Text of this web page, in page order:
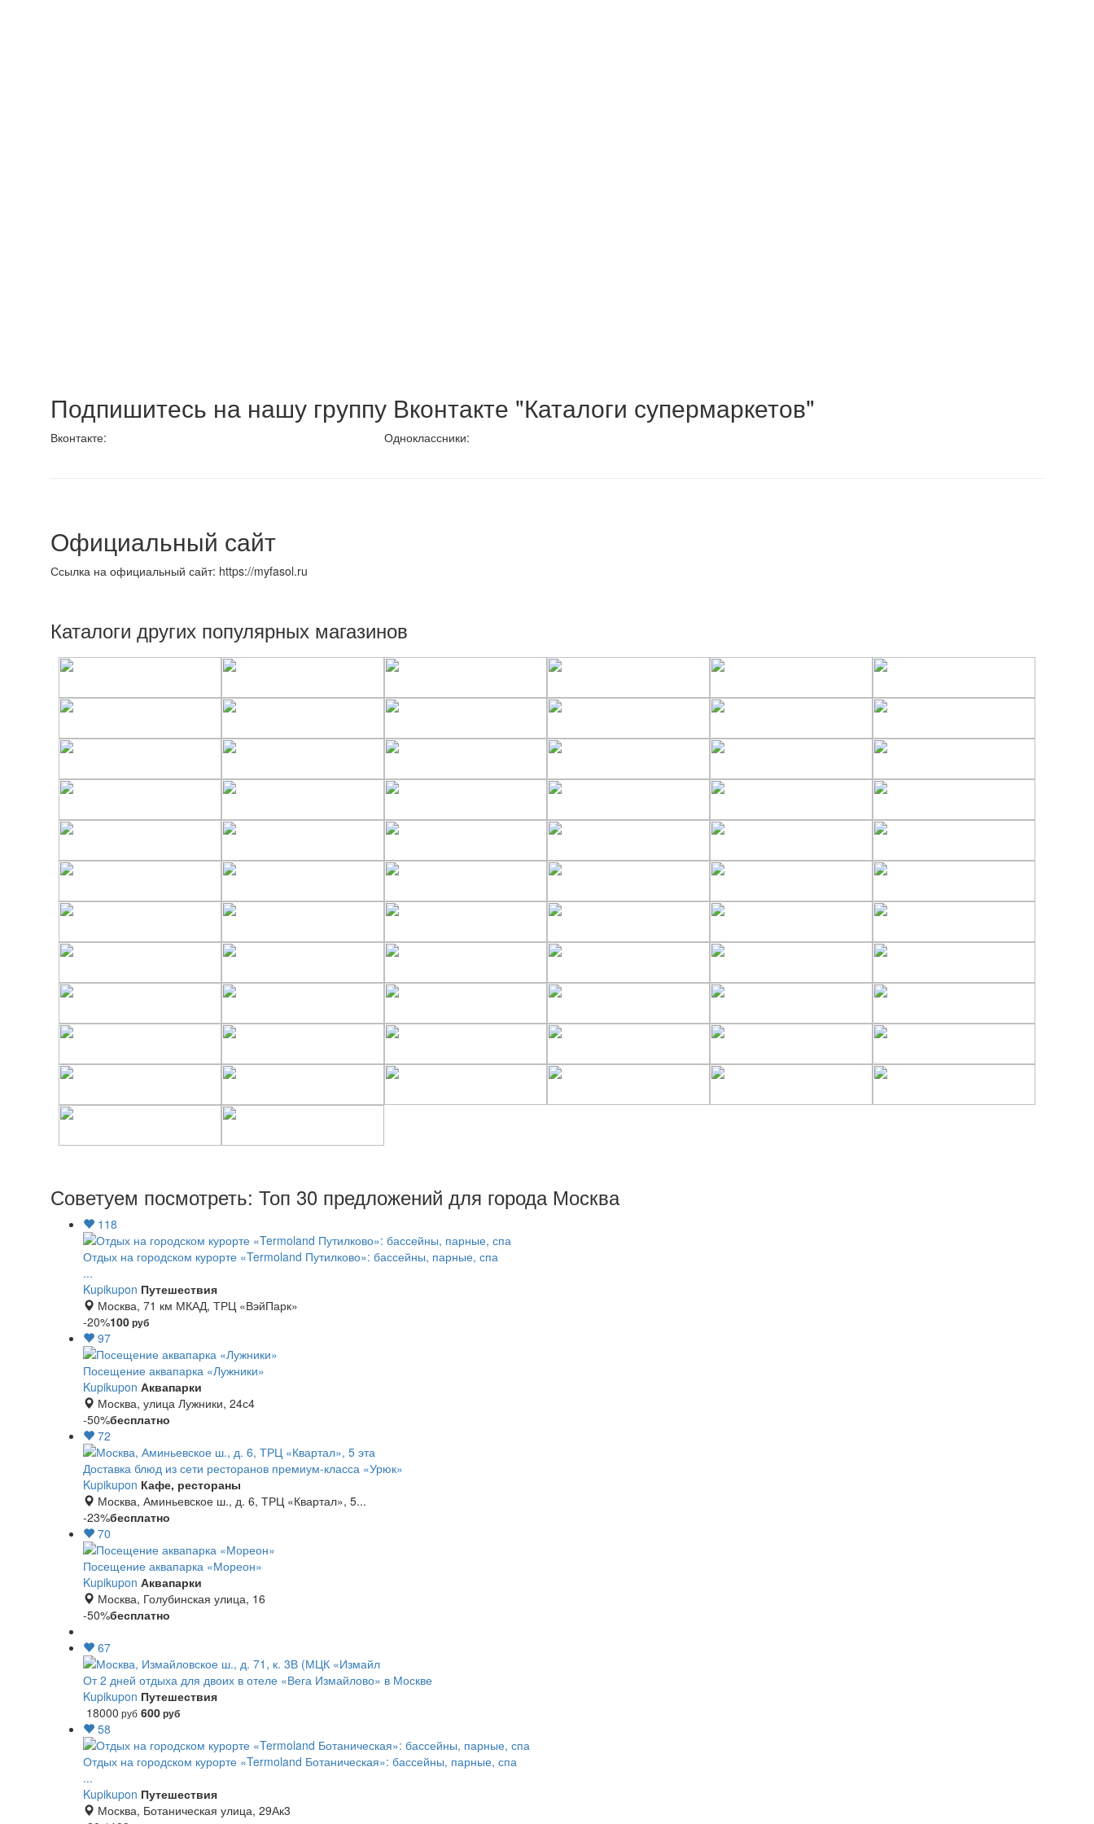
Подпишитесь на нашу группу Вконтакте "Каталоги супермаркетов"
Вконтакте: Одноклассники:
Официальный сайт
Ссылка на официальный сайт: https://myfasol.ru
Каталоги других популярных магазинов
Советуем посмотреть: Топ 30 предложений для города Москва
118
Отдых на городском курорте «Termoland Путилково»: бассейны, парные, спа
...
Kupikupon Путешествия
Москва, 71 км МКАД, ТРЦ «ВэйПарк»
-20%100руб
97
Посещение аквапарка «Лужники»
Kupikupon Аквапарки
Москва, улица Лужники, 24с4
-50%бесплатно
72
Доставка блюд из сети ресторанов премиум-класса «Урюк»
Kupikupon Кафе, рестораны
Москва, Аминьевское ш., д. 6, ТРЦ «Квартал», 5...
-23%бесплатно
70
Посещение аквапарка «Мореон»
Kupikupon Аквапарки
Москва, Голубинская улица, 16
-50%бесплатно
67
От 2 дней отдыха для двоих в отеле «Вега Измайлово» в Москве
Kupikupon Путешествия
18000 руб 600руб
58
Отдых на городском курорте «Termoland Ботаническая»: бассейны, парные, спа
...
Kupikupon Путешествия
Москва, Ботаническая улица, 29Ак3